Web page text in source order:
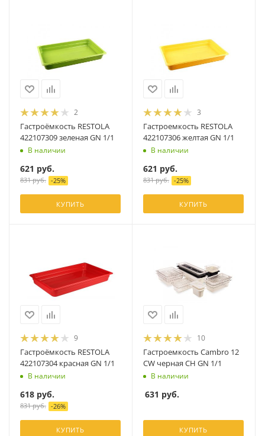
2
Гастроёмкость RESTOLA
422107309 зеленая GN 1/1
В наличии
621 руб.
831руб. -25%
КУПИТЬ
3
Гастроемкость RESTOLA
422107306 желтая GN 1/1
В наличии
621 руб.
831руб. -25%
КУПИТЬ
9
Гастроёмкость RESTOLA
422107304 красная GN 1/1
В наличии
618 руб.
831руб. -26%
КУПИТЬ
10
Гастроемкость Cambro 12
CW черная CH GN 1/1
В наличии
631 руб.
КУПИТЬ